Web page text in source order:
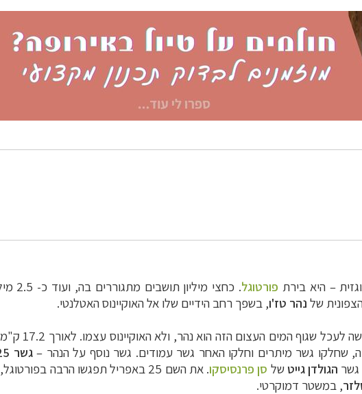
– היא בירת פורטוגל. כ
חצי
של נהר טז'ו, בשפך רחב הידיים שלו אל האוקיינוס האטלנטי.
המים העצום הזה הוא נהר, ולא האוקיינוס עצמו. לאורך 17.2 ק"מ חוצה אותו
שחלקו גשר מיתרים וחלקו האחר גשר עמודים. גשר נוסף על הנהר – גשר 25 באפריל
הגולדן גייטשל סן פרנסיסקו
. את השם 25 באפריל תפגשו הרבה
, במשטר דמוקרטי.